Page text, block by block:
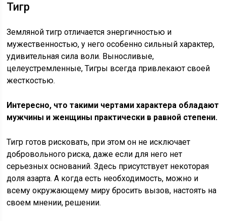
Тигр
Земляной тигр отличается энергичностью и
мужественностью, у него особенно сильный характер,
удивительная сила воли. Выносливые,
целеустремленные, Тигры всегда привлекают своей
жесткостью.
Интересно, что такими чертами характера обладают
мужчины и женщины практически в равной степени.
Тигр готов рисковать, при этом он не исключает
добровольного риска, даже если для него нет
серьезных оснований. Здесь присутствует некоторая
доля азарта. А когда есть необходимость, можно и
всему окружающему миру бросить вызов, настоять на
своем мнении, решении.